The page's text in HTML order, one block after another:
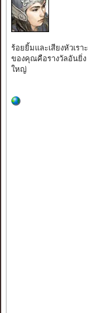
ร้อยยิ้มและเสียงหัวเราะ
ของคุณคือรางวัลอันยิ่ง
ใหญ่